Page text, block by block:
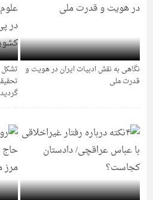
1 ماه قبل
نگاهی به نقش ادبیات ایران در هویت و
قدرت ملی
1 سال قبل